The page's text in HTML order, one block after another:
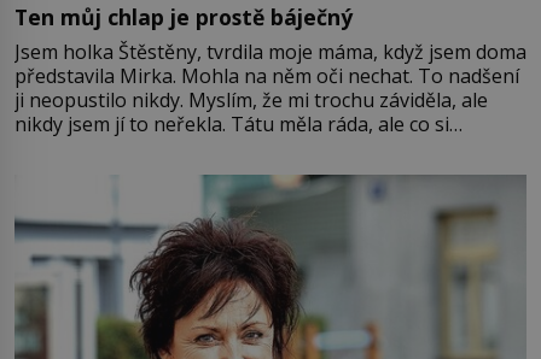
Ten můj chlap je prostě báječný
Jsem holka Štěstěny, tvrdila moje máma, když jsem doma
představila Mirka. Mohla na něm oči nechat. To nadšení
ji neopustilo nikdy. Myslím, že mi trochu záviděla, ale
nikdy jsem jí to neřekla. Tátu měla ráda, ale co si
Jsme spolu moc rádi Tehdy byla jiná doba, když